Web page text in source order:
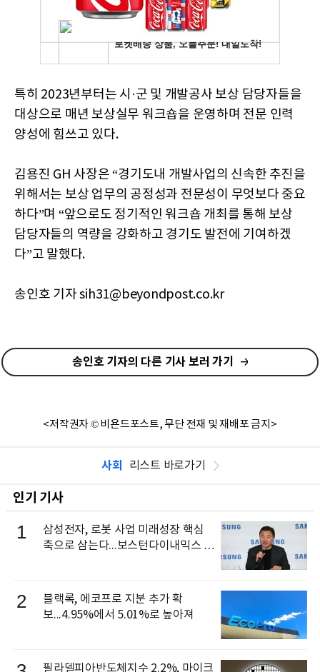
특히 2023년부터는 시·군 및 개발공사 보상 담당자들을
대상으로 매년 보상실무 워크숍을 운영하며 전문 인력
양성에 힘쓰고 있다.
김용진 GH 사장은 “경기도내 개발사업의 신속한 추진을
위해서는 보상 업무의 공정성과 전문성이 무엇보다 중요
하다”며 “앞으로도 정기적인 워크숍 개최를 통해 보상
담당자들의 역량을 강화하고 경기도 발전에 기여하겠
다”고 말했다.
송인호 기자 sih31@beyondpost.co.kr
송인호 기자의 다른 기사 보러 가기
<저작권자 © 비욘드포스트, 무단 전재 및 재배포 금지>
사회 리스트 바로가기
인기 기사
1
삼성전자, 로봇 사업 미래성장 핵심
축으로 삼는다...보스턴다이내믹스 출
2
블랙록, 에코프로 지분 추가 확
보...4.95%에서 5.01%로 높아져
필라델피아반도체지수 2.2%, 마이크